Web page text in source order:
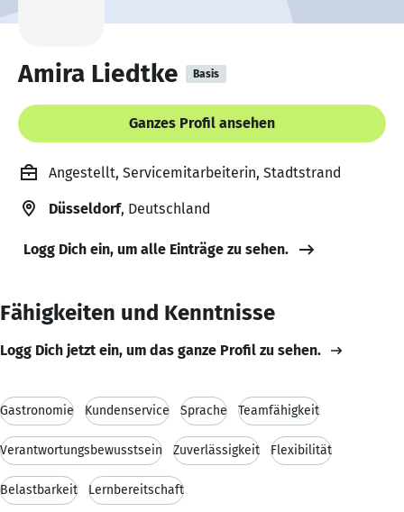
Amira Liedtke Basis
Ganzes Profil ansehen
Angestellt, Servicemitarbeiterin, Stadtstrand
Düsseldorf, Deutschland
Logg Dich ein, um alle Einträge zu sehen.
Fähigkeiten und Kenntnisse
Logg Dich jetzt ein, um das ganze Profil zu sehen.
Gastronomie Kundenservice Sprache Teamfähigkeit
Verantwortungsbewusstsein Zuverlässigkeit Flexibilität
Belastbarkeit Lernbereitschaft